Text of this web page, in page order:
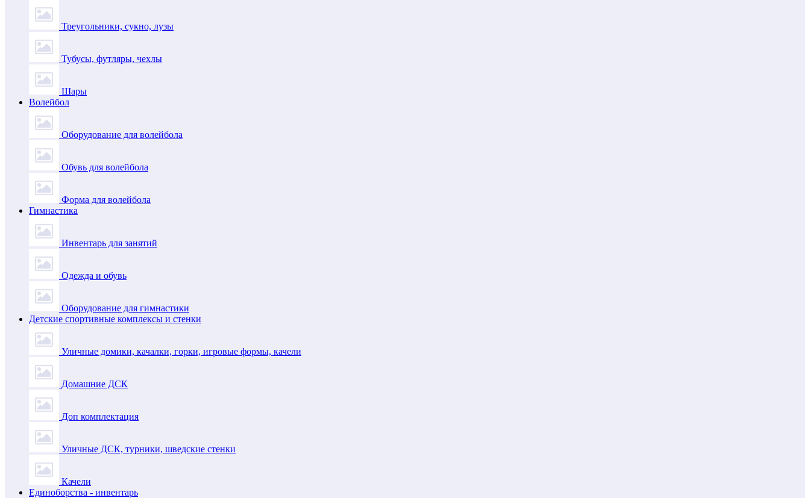
Треугольники, сукно, лузы
Тубусы, футляры, чехлы
Шары
Волейбол
Оборудование для волейбола
Обувь для волейбола
Форма для волейбола
Гимнастика
Инвентарь для занятий
Одежда и обувь
Оборудование для гимнастики
Детские спортивные комплексы и стенки
Уличные домики, качалки, горки, игровые формы, качели
Домашние ДСК
Доп комплектация
Уличные ДСК, турники, шведские стенки
Качели
Единоборства - инвентарь